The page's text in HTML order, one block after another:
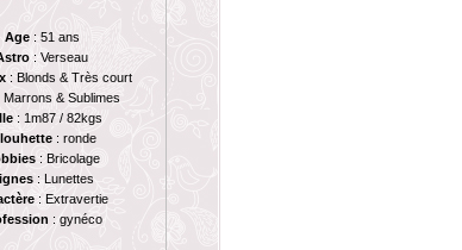
Age: 51 ans
: Verseau
: Blonds & Très court
Marrons & Sublimes
: 1m87 / 82kgs
: ronde
: Bricolage
: Lunettes
: Extravertie
: gynéco